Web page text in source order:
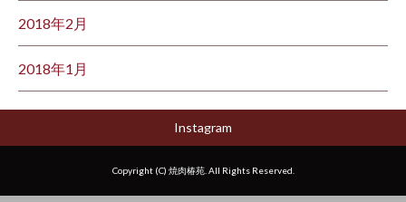
2018年2月
2018年1月
Instagram
Copyright (C) 焼肉椿苑. All Rights Reserved.